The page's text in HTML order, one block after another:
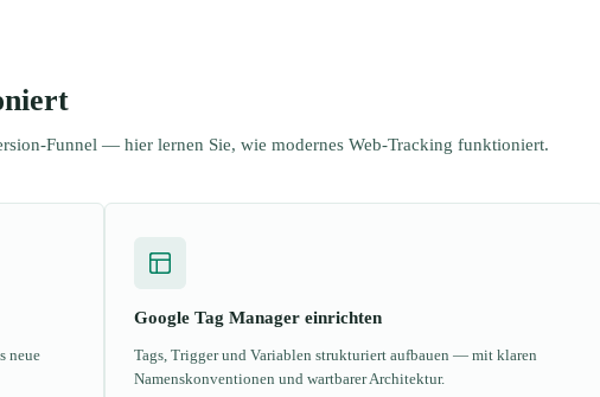
Funnel — hier lernen Sie, wie modernes Web-Tracking funktioniert.
neue
Google Tag Manager einrichten
Tags, Trigger und Variablen strukturiert aufbauen — mit klaren
Namenskonventionen und wartbarer Architektur.